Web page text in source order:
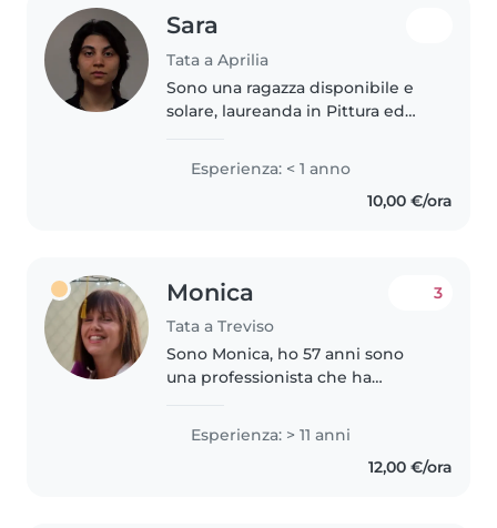
Sara
Tata a Aprilia
Sono una ragazza disponibile e
solare, laureanda in Pittura ed
po' di esperienza con i bambini
aiutando mia madre con i miei..
Esperienza: < 1 anno
10,00 €/ora
Monica
Tata a Treviso
3
Sono Monica, ho 57 anni sono
una professionista che ha
vita alla cura dei più piccoli, amo
profondamente il mio lavoro
dopo una lunga esperienza in
Esperienza: > 11 anni
12,00 €/ora